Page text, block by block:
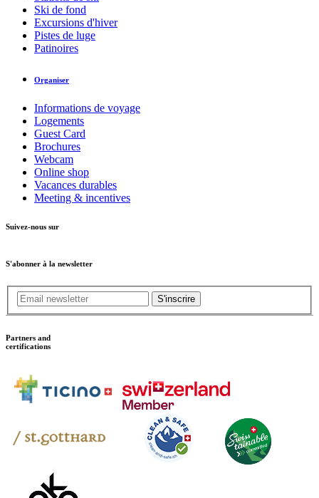
Ski de fond
Excursions d'hiver
Pistes de luge
Patinoires
Organiser
Informations de voyage
Logements
Guest Card
Brochures
Webcam
Online shop
Vacances durables
Meeting & incentives
Suivez-nous sur
S'abonner à la newsletter
S'inscrire
Partners and
certifications